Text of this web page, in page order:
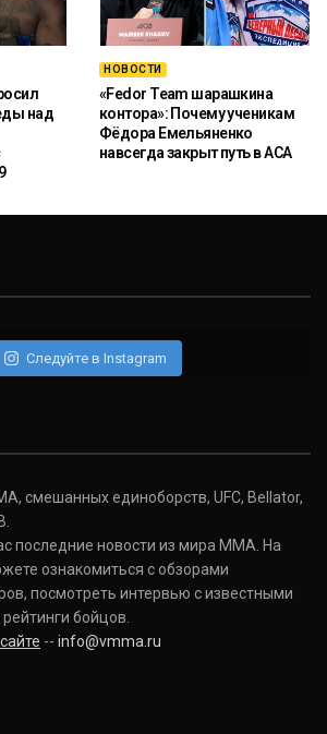
над
НОВОСТИ
«Fedor Team шарашкина
контора»: Почему ученикам
Фёдора Емельяненко
навсегда закрыт путь в ACA
Следуйте в Instagram
смешанных единоборств, UFC, Bellator,
последние новости из мира ММА. На
ознакомиться с обзорами
посмотреть интервью с известными
бойцов.
-- info@vmma.ru